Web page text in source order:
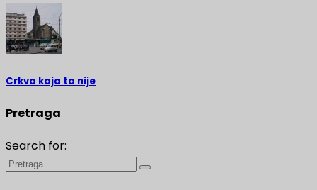
Crkva koja to nije
Pretraga
Search for: